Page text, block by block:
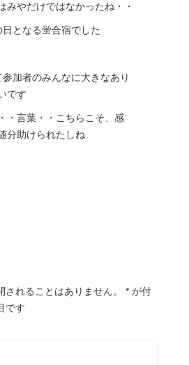
みやだけではなかったね・・
となる蛍合宿でした
加者のみんなに大きなあり
です
・言葉・・こちらこそ、感
分助けられたしね
れることはありません。 * が付
です